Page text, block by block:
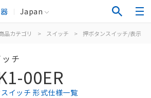
Japan
品カテゴリ > スイッチ > 押ボタンスイッチ/表示灯
チ
00ER
イッチ 形式仕様一覧